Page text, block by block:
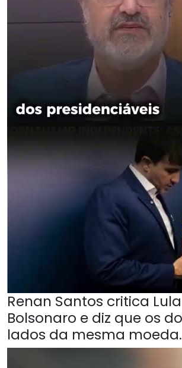
Renan Santos critica
Bolsonaro e diz que os
lados da mesma moeda.